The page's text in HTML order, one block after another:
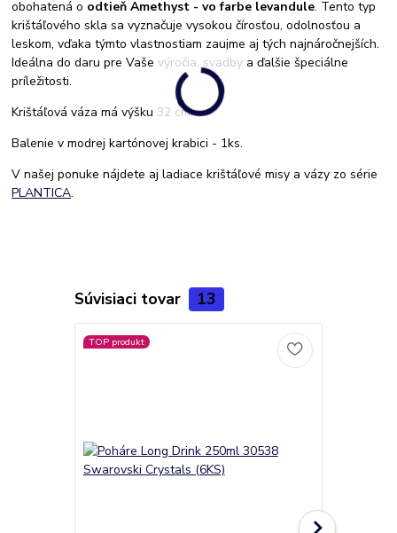
obohatená o odtieň Amethyst - vo farbe levandule. Tento typ
krištáľového skla sa vyznačuje vysokou čírosťou, odolnosťou a
leskom, vďaka týmto vlastnostiam zaujme aj tých najnáročnejších.
Ideálna do daru pre Vaše výročia, svadby a ďalšie špeciálne
príležitosti.
Krištáľová váza má výšku 32 cm.
Balenie v modrej kartónovej krabici - 1ks.
V našej ponuke nájdete aj ladiace krištáľové misy a vázy zo série
PLANTICA.
Súvisiaci tovar 13
TOP produkt